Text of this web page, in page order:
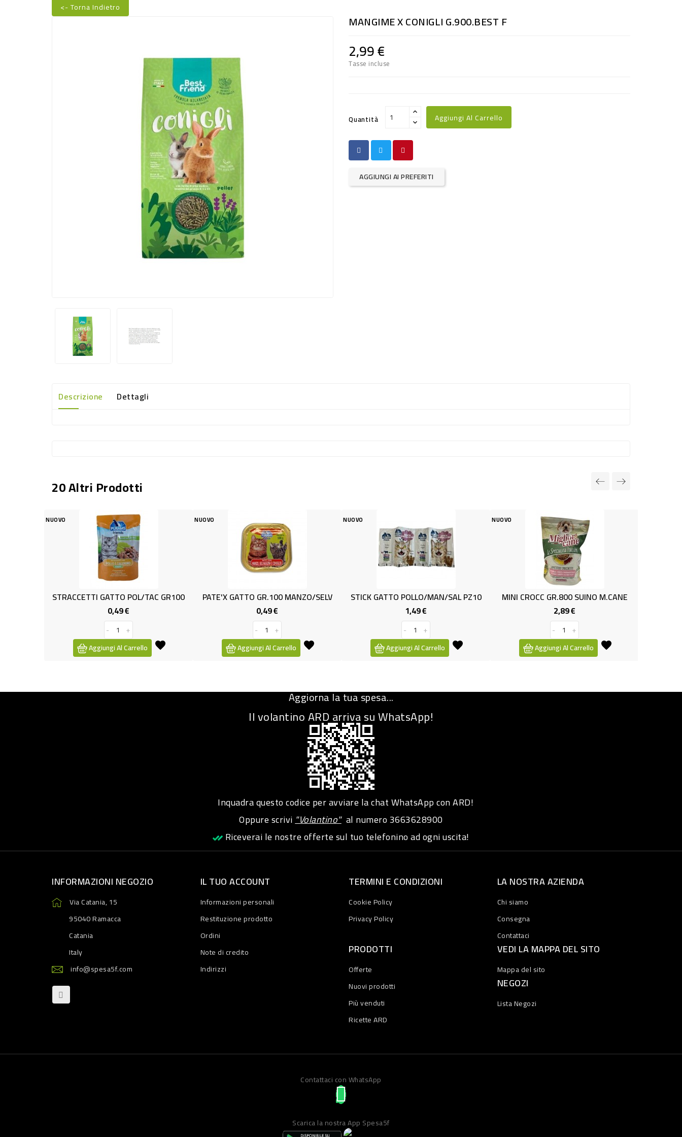
<- Torna Indietro
MANGIME X CONIGLI G.900.BEST F
2,99 €
Tasse incluse
Quantità Aggiungi Al Carrello
AGGIUNGI AI PREFERITI
Descrizione Dettagli
20 Altri Prodotti
STRACCETTI GATTO POL/TAC GR100
0,49 €Prezzo
+
Aggiungi Al Carrello
PATE'X GATTO GR.100 MANZO/SELV
0,49 €Prezzo
+
Aggiungi Al Carrello
STICK GATTO POLLO/MAN/SAL PZ10
1,49 €Prezzo
+
Aggiungi Al Carrello
MINI CROCC GR.800 SUINO M.CANE
2,89 €Prezzo
+
Aggiungi Al Carrello
Aggiorna la tua spesa...
Il volantino ARD arriva su WhatsApp!
Inquadra questo codice per avviare la chat WhatsApp con ARD!
Oppure scrivi"Volantino"al numero3663628900
Riceverai le nostre offerte sul tuo telefonino ad ogni uscita!
INFORMAZIONI NEGOZIO
Via Catania, 15
95040 Ramacca
Catania
Italy
info@spesa5f.com
IL TUO ACCOUNT
Informazioni personali
Restituzione prodotto
Ordini
Note di credito
Indirizzi
TERMINI E CONDIZIONI
Cookie Policy
Privacy Policy
LA NOSTRA AZIENDA
Chi siamo
Consegna
Contattaci
PRODOTTI
Offerte
Nuovi prodotti
Più venduti
Ricette ARD
VEDI LA MAPPA DEL SITO
Mappa del sito
NEGOZI
Lista Negozi
Contattaci con WhatsApp
Scarica la nostra App Spesa5f